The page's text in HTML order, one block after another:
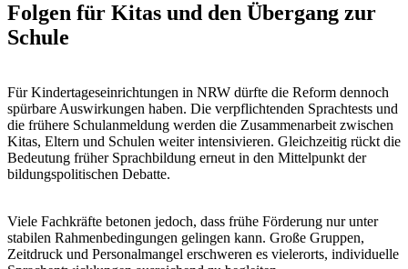
Folgen für Kitas und den Übergang zur
Schule
Für Kindertageseinrichtungen in NRW dürfte die Reform dennoch
spürbare Auswirkungen haben. Die verpflichtenden Sprachtests und
die frühere Schulanmeldung werden die Zusammenarbeit zwischen
Kitas, Eltern und Schulen weiter intensivieren. Gleichzeitig rückt die
Bedeutung früher Sprachbildung erneut in den Mittelpunkt der
bildungspolitischen Debatte.
Viele Fachkräfte betonen jedoch, dass frühe Förderung nur unter
stabilen Rahmenbedingungen gelingen kann. Große Gruppen,
Zeitdruck und Personalmangel erschweren es vielerorts, individuelle